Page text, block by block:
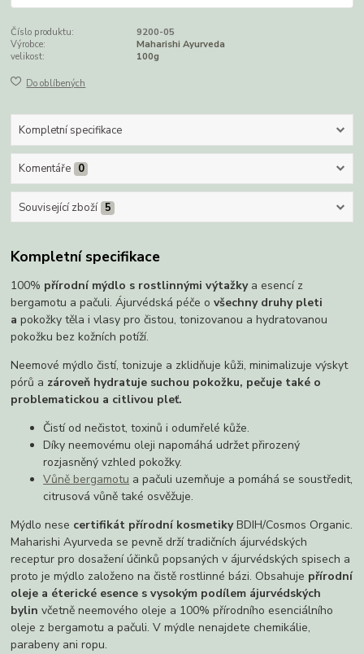
Číslo produktu:
9200-05
Výrobce:
Maharishi Ayurveda
velikost:
100g
Do oblíbených
Kompletní specifikace
Komentáře 0
Související zboží 5
Kompletní specifikace
100% přírodní mýdlo s rostlinnými výtažkya esencí z
bergamotu a pačuli. Ájurvédská péče ovšechny druhy pleti
a pokožky těla i vlasy pro čistou, tonizovanou a hydratovanou
pokožku bez kožních potíží.
Neemové mýdlo čistí, tonizuje a zklidňuje kůži, minimalizuje výskyt
pórů a zároveň hydratuje suchou pokožku, pečuje také o
problematickou a citlivou pleť.
Čistí od nečistot, toxinů i odumřelé kůže.
Díky neemovému oleji napomáhá udržet přirozený
rozjasněný vzhled pokožky.
Vůně bergamotu a pačuli uzemňuje a pomáhá se soustředit,
citrusová vůně také osvěžuje.
Mýdlo nese certifikát přírodní kosmetikyBDIH/Cosmos Organic.
Maharishi Ayurveda se pevně drží tradičních ájurvédských
receptur pro dosažení účinků popsaných v ájurvédských spisech a
proto je mýdlo založeno na čistě rostlinné bázi. Obsahuje přírodní
oleje a éterické esence s vysokým podílem ájurvédských
bylin včetně neemového oleje a 100% přírodního esenciálního
oleje z bergamotu a pačuli. V mýdle nenajdete chemikálie,
parabeny ani ropu.